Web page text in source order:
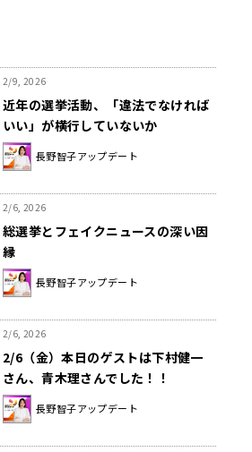
2/9, 2026
近年の選挙活動、「違法でなければ
いい」が横行していないか
長野智子アップデート
2/6, 2026
総選挙とフェイクニュースの深い因
縁
長野智子アップデート
2/6, 2026
2/6（金）本日のゲストは下村健一
さん、青木理さんでした！！
長野智子アップデート